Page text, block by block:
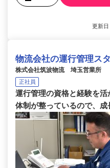
更新
物流会社の運行管理ス
株式会社筑波物流 埼玉営業所
正社員
運行管理の資格と経験を
体制が整っているので、成